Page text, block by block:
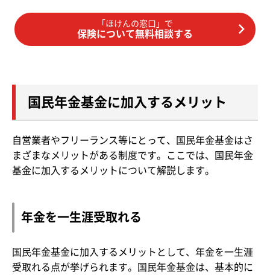
「ほけんの窓口」で
保険について無料相談する
国民年金基金に加入するメリット
自営業者やフリーランス等にとって、国民年金基金はさ
まざまなメリットがある制度です。ここでは、国民年金
基金に加入するメリットについて解説します。
年金を一生涯受取れる
国民年金基金に加入するメリットとして、年金を一生涯
受取れる点が挙げられます。国民年金基金は、基本的に